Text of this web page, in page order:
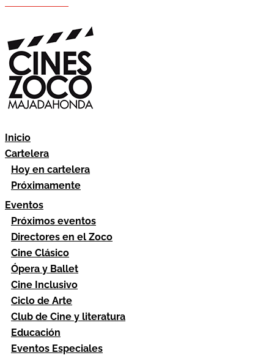
Inicio
Cartelera
Hoy en cartelera
Próximamente
Eventos
Próximos eventos
Directores en el Zoco
Cine Clásico
Ópera y Ballet
Cine Inclusivo
Ciclo de Arte
Club de Cine y literatura
Educación
Eventos Especiales